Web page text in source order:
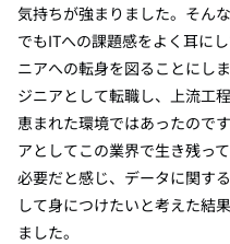
気持ちが強まりました。そん
でもITへの課題感をよく耳に
ニアへの転身を図ることにし
ジニアとして転職し、上流工
恵まれた環境ではあったので
アとしてこの業界で生き残っ
必要だと感じ、データに関す
して身につけたいと考えた結
ました。